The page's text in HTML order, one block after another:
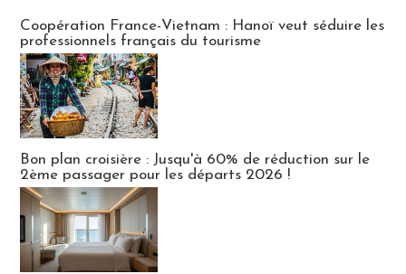
Coopération France-Vietnam : Hanoï veut séduire les
professionnels français du tourisme
Bon plan croisière : Jusqu'à 60% de réduction sur le
2ème passager pour les départs 2026 !